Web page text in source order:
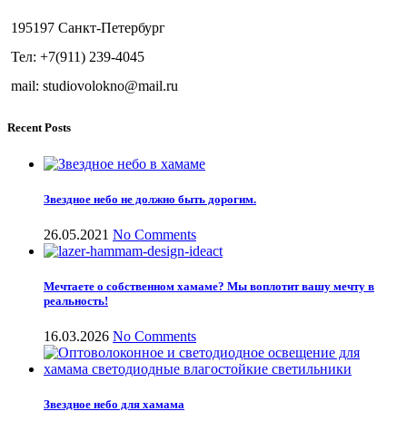
195197 Санкт-Петербург
Тел: +7(911) 239-4045
mail: studiovolokno@mail.ru
Recent Posts
Звездное небо не должно быть дорогим.
26.05.2021 No Comments
Мечтаете о собственном хамаме? Мы воплотит вашу мечту в
реальность!
16.03.2026 No Comments
Звездное небо для хамама